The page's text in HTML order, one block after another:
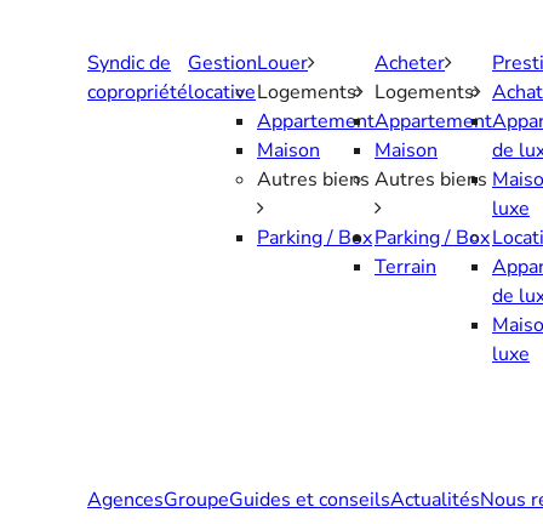
Syndic de
copropriété
Gestion
locative
Louer
Logements
Appartement
Maison
Autres biens
Parking / Box
Acheter
Logements
Appartement
Maison
Autres biens
Parking / Box
Terrain
Achat
de
luxe
de
luxe
AgencesGroupeGuides et conseilsActualitésNous